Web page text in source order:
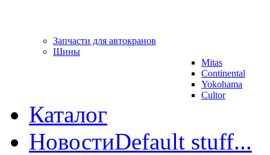
Запчасти для автокранов
Шины
Mitas
Continental
Yokohama
Cultor
Каталог
НовостиDefault stuff...